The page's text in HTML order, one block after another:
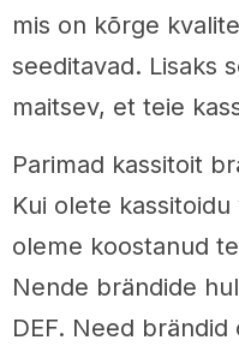
mis on kõrge
seeditavad. Lisaks
maitsev, et teie
Parimad kassitoit
Kui olete
oleme koostanud
Nende brändide
DEF. Need